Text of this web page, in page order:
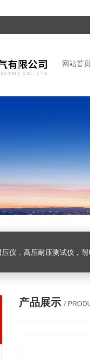
网站首
仪，高压耐压测试仪，
产品展示 /